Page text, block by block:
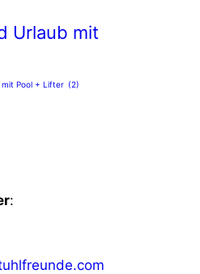
Urlaub mit
mit Pool + Lifter (2)
: